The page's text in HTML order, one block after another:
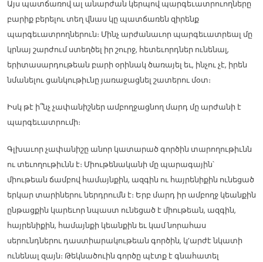
Այս պատճառով ալ անարժան կերպով պարգեւատրուողները
բարիք բերելու տեղ վնաս կը պատճառեն զիրենք
պարգեւատրողներուն։ Մինչ արժանաւոր պարգեւատրեալ մը
կրնայ շարժում ստեղծել իր շուրջ, հետեւորդներ ունենալ,
երիտասարդութեան բարի օրինակ ծառայել եւ, ինչու չէ, իրեն
նմանելու ցանկութիւնը յառաջացնել շատերու մօտ։
Իսկ թէ ի՞նչ չափանիշներ ամբողջացնող մարդ մը արժանի է
պարգեւատրումի։
Գլխաւոր չափանիշը անոր կատարած գործին տարողութիւնն
ու տեւողութիւնն է։ Միութենականի մը պարագային՝
միութեան ճամբով համայնքին, ազգին ու հայրենիքին ունեցած
երկար տարիներու ներդրումն է։ Երբ մարդ իր ամբողջ կեանքին
ընթացքին կարեւոր նպաստ ունեցած է միութեան, ազգին,
հայրենիքին, համայնքի կեանքին եւ կամ նորահաս
սերունդներու դաստիարակութեան գործին, կ’արժէ նկատի
ունենալ զայն։ Թեկնածուին գործը պէտք է գնահատել